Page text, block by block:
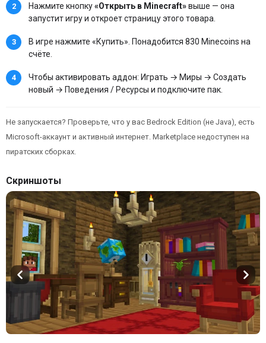
Нажмите кнопку«Открыть в Minecraft»выше — она
запустит игру и откроет страницу этого товара.
В игре нажмите «Купить». Понадобится 830 Minecoins на
счёте.
Чтобы активировать аддон: Играть → Миры → Создать
новый → Поведения / Ресурсы и подключите пак.
Не запускается? Проверьте, что у вас Bedrock Edition (не Java), есть
Microsoft-аккаунт и активный интернет. Marketplace недоступен на
пиратских сборках.
Скриншоты